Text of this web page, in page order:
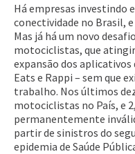
Há empresas investindo
conectividade no Brasil,
Mas já há um novo
motociclistas, que
expansão dos
Eats e Rappi – sem que
trabalho. Nos últimos
motociclistas no País, e
permanentemente
partir de sinistros do
epidemia de Saúde